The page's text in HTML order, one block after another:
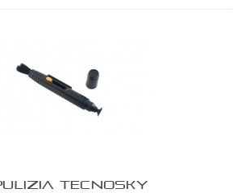
TECNOSKY